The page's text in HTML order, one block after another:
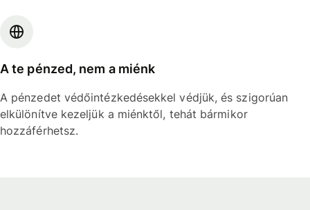
A te pénzed, nem a miénk
A pénzedet védőintézkedésekkel védjük, és szigorúan
elkülönítve kezeljük a miénktől, tehát bármikor
hozzáférhetsz.